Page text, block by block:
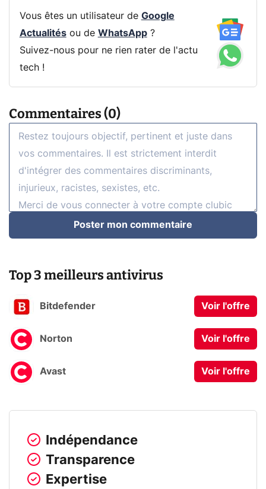
Vous êtes un utilisateur de Google
Actualitésou de WhatsApp?
Suivez-nous pour ne rien rater de l'actu
tech !
Commentaires (0)
Poster mon commentaire
Top 3 meilleurs antivirus
Bitdefender Voir l'offre
Norton Voir l'offre
Avast Voir l'offre
Indépendance
Transparence
Expertise